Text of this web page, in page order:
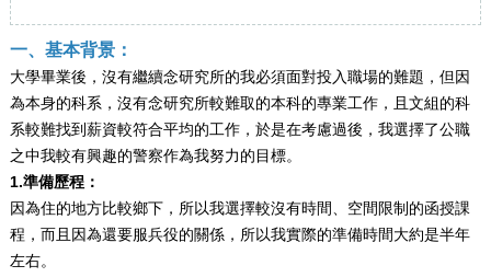
一、基本背景：
大學畢業後，沒有繼續念研究所的我必須面對投入職場的難題，但因
為本身的科系，沒有念研究所較難取的本科的專業工作，且文組的科
系較難找到薪資較符合平均的工作，於是在考慮過後，我選擇了公職
之中我較有興趣的警察作為我努力的目標。
1.準備歷程：
因為住的地方比較鄉下，所以我選擇較沒有時間、空間限制的函授課
程，而且因為還要服兵役的關係，所以我實際的準備時間大約是半年
左右。